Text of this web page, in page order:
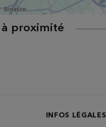
à proximité
INFOS LÉGALES